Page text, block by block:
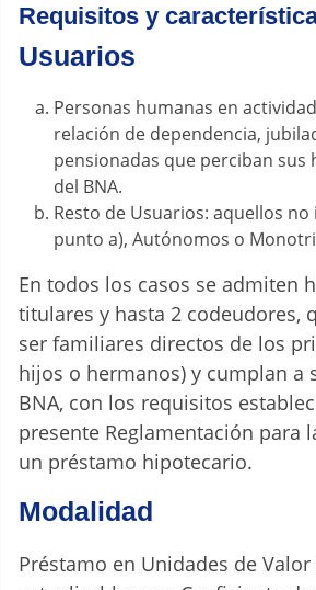
Requisitos y
Usuarios
Personas humanas en
relación de dependencia,
pensionadas que perciban sus
del BNA.
Resto de Usuarios: aquellos
punto a), Autónomos o
En todos los casos se admiten
titulares y hasta 2 codeudores,
ser familiares directos de los
hijos o hermanos) y cumplan a
BNA, con los requisitos
presente Reglamentación para
un préstamo hipotecario.
Modalidad
Préstamo en Unidades de